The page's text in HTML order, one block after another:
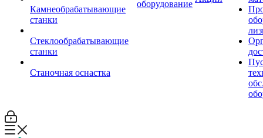
Камнеобрабатывающие
станки
Стеклообрабатывающие
станки
Станочная оснастка
оборудование